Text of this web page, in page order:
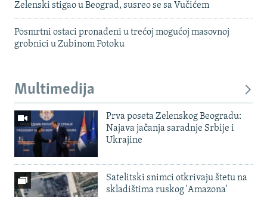
Zelenski stigao u Beograd, susreo se sa Vučićem
Posmrtni ostaci pronađeni u trećoj mogućoj masovnoj
grobnici u Zubinom Potoku
Multimedija
Prva poseta Zelenskog Beogradu:
Najava jačanja saradnje Srbije i
Ukrajine
Satelitski snimci otkrivaju štetu na
skladištima ruskog 'Amazona'